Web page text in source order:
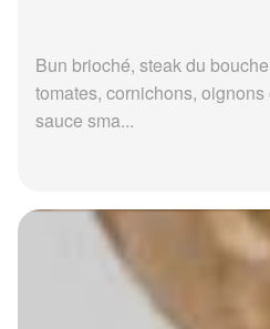
Bun brioché, steak du
tomates, cornichons,
sauce sma...